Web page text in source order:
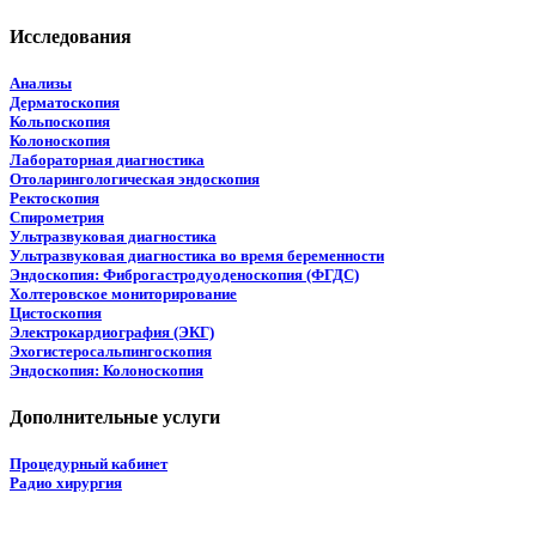
Исследования
Анализы
Дерматоскопия
Кольпоскопия
Колоноскопия
Лабораторная диагностика
Отоларингологическая эндоскопия
Ректоскопия
Спирометрия
Ультразвуковая диагностика
Ультразвуковая диагностика во время беременности
Эндоскопия: Фиброгастродуоденоскопия (ФГДС)
Холтеровское мониторирование
Цистоскопия
Электрокардиография (ЭКГ)
Эхогистеросальпингоскопия
Эндоскопия: Колоноскопия
Дополнительные услуги
Процедурный кабинет
Радио хирургия